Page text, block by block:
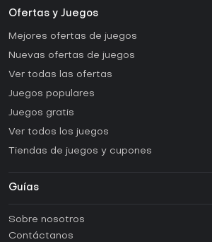
Ofertas y Juegos
Mejores ofertas de juegos
Nuevas ofertas de juegos
Ver todas las ofertas
Juegos populares
Juegos gratis
Ver todos los juegos
Tiendas de juegos y cupones
Guías
Guías y tutoriales
Sobre nosotros
Contáctanos